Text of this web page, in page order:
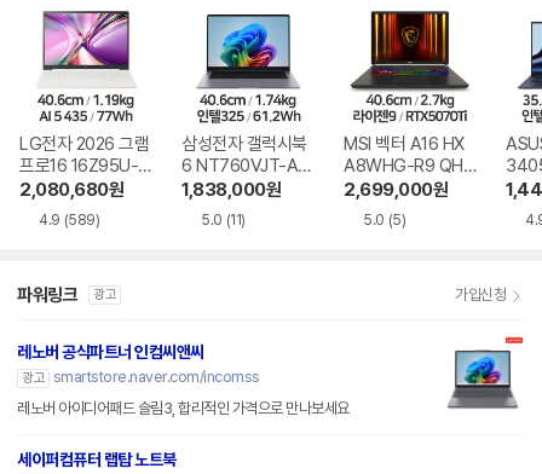
LG전자 2026 그램
프로16 16Z95U-G
S5WK
2,080,680원
4.9 (589)
삼성전자 갤럭시북
6 NT760VJT-A51
A
1,838,000원
5.0 (11)
MSI 벡터 A16 HX
A8WHG-R9 QHD
+
2,699,000원
5.0 (5)
9W
파워링크 광고 가입신청
레노버 공식파트너 인컴씨앤씨
광고 smartstore.naver.com/incomss
레노버 아이디어패드 슬림3, 합리적인 가격으로 만나보세요
세이퍼컴퓨터 랩탑 노트북